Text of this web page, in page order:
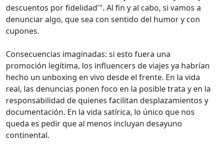
descuentos por fidelidad'". Al fin y al cabo, si vamos a
denunciar algo, que sea con sentido del humor y con
cupones.
Consecuencias imaginadas: si esto fuera una
promoción legítima, los influencers de viajes ya habrían
hecho un unboxing en vivo desde el frente. En la vida
real, las denuncias ponen foco en la posible trata y en la
responsabilidad de quienes facilitan desplazamientos y
documentación. En la vida satírica, lo único que nos
queda es pedir que al menos incluyan desayuno
continental.